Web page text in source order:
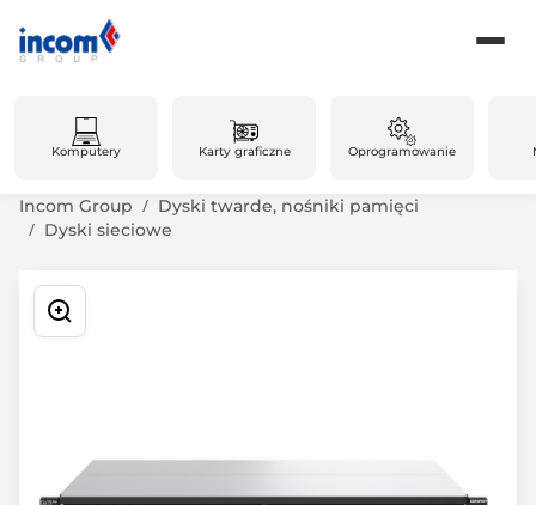
Komputery Karty graficzne Oprogramowanie
Incom Group
Dyski twarde, nośniki pamięci
Dyski sieciowe